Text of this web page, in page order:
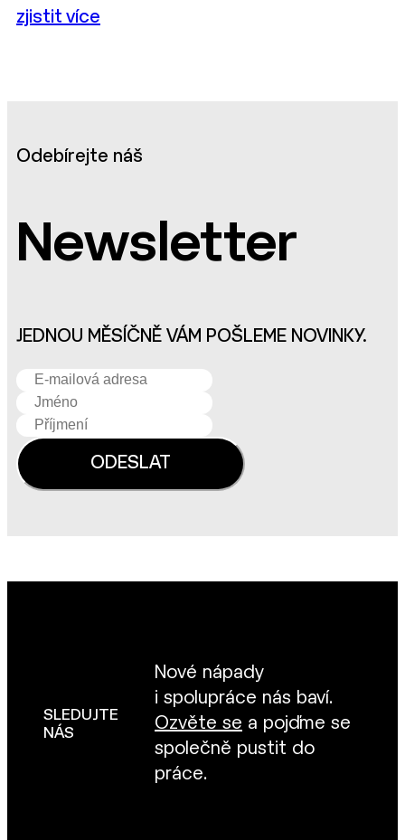
zjistit více
Odebírejte náš
Newsletter
JEDNOU MĚSÍČNĚ VÁM POŠLEME NOVINKY.
SLEDUJTE
NÁS
Nové nápady
i spolupráce nás baví.
Ozvěte se a pojďme se
společně pustit do
práce.